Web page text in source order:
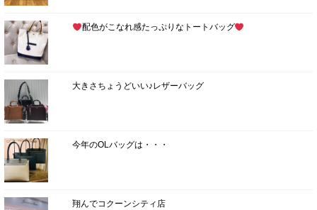
配色がこなれ感たっぷりなトートバッグ
大きさちょうどいい♪レザーバッグ
今年のOLバッグは・・・
翔んでコクーンシティ店